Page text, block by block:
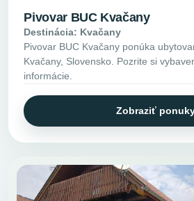
Pivovar BUC Kvačany
Destinácia: Kvačany
Pivovar BUC Kvačany ponúka
Kvačany, Slovensko. Pozrite si
informácie.
Zobraziť